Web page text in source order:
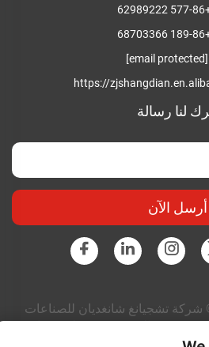
https://
لنا رسالة
أرسل الآن
تشجيانغ شانغديان للصناعات
جميع الحقوق محفوظة |سياسة